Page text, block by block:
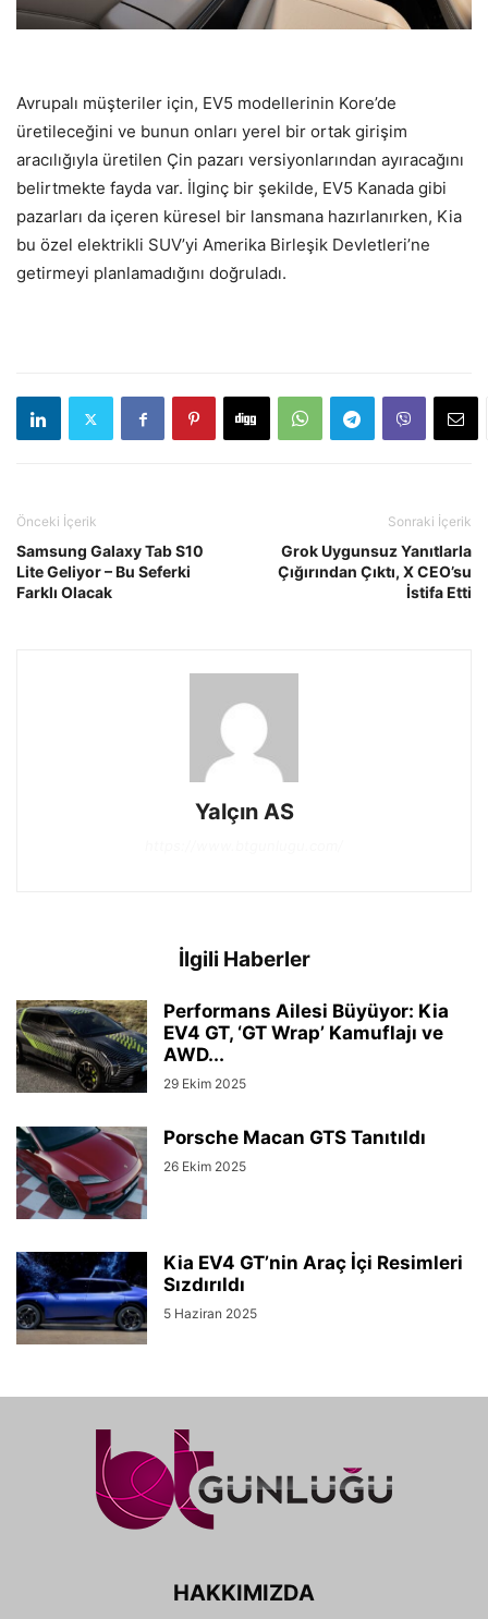
Avrupalı müşteriler için, EV5 modellerinin Kore’de
üretileceğini ve bunun onları yerel bir ortak girişim
aracılığıyla üretilen Çin pazarı versiyonlarından ayıracağını
belirtmekte fayda var. İlginç bir şekilde, EV5 Kanada gibi
pazarları da içeren küresel bir lansmana hazırlanırken, Kia
bu özel elektrikli SUV’yi Amerika Birleşik Devletleri’ne
getirmeyi planlamadığını doğruladı.
Önceki İçerik
Samsung Galaxy Tab S10
Lite Geliyor – Bu Seferki
Farklı Olacak
Sonraki İçerik
Grok Uygunsuz Yanıtlarla
Çığırından Çıktı, X CEO’su
İstifa Etti
Yalçın AS
İlgili Haberler
Performans Ailesi Büyüyor: Kia
EV4 GT, ‘GT Wrap’ Kamuflajı ve
AWD...
29 Ekim 2025
Porsche Macan GTS Tanıtıldı
26 Ekim 2025
Kia EV4 GT’nin Araç İçi Resimleri
Sızdırıldı
5 Haziran 2025
HAKKIMIZDA